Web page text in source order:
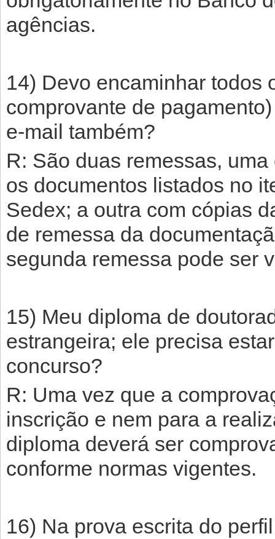
agências.
14) Devo encaminhar todos
comprovante de
e-mail também?
R: São duas remessas,
os documentos listados no
Sedex; a outra com cópias
de remessa da
segunda remessa pode ser
15) Meu diploma de
estrangeira; ele precisa
concurso?
R: Uma vez que a
inscrição e nem para a
diploma deverá ser
conforme normas vigentes.
16) Na prova escrita do